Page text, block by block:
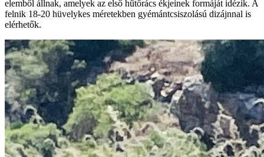
elemből állnak, amelyek az első hűtőrács ékjeinek formáját idézik. A
felnik 18-20 hüvelykes méretekben gyémántcsiszolású dizájnnal is
elérhetők.